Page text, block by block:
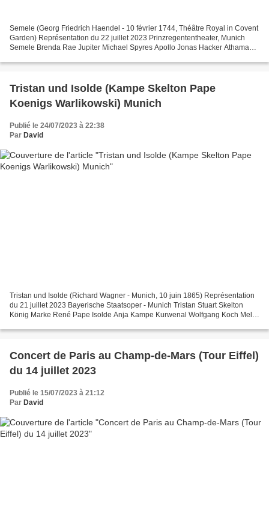
Semele (Georg Friedrich Haendel - 10 février 1744, Théâtre Royal in Covent
Garden) Représentation du 22 juillet 2023 Prinzregententheater, Munich
Semele Brenda Rae Jupiter Michael Spyres Apollo Jonas Hacker Athamas
Tristan und Isolde (Kampe Skelton Pape
Koenigs Warlikowski) Munich
Publié le 24/07/2023 à 22:38
Par David
Tristan und Isolde (Richard Wagner - Munich, 10 juin 1865) Représentation
du 21 juillet 2023 Bayerische Staatsoper - Munich Tristan Stuart Skelton
König Marke René Pape Isolde Anja Kampe Kurwenal Wolfgang Koch Melot
Concert de Paris au Champ-de-Mars (Tour Eiffel)
du 14 juillet 2023
Publié le 15/07/2023 à 21:12
Par David